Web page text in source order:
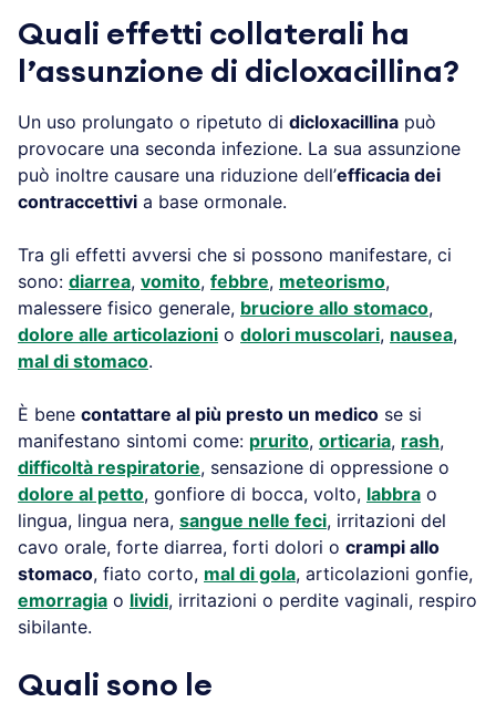
Quali effetti collaterali ha
l’assunzione di dicloxacillina?
Un uso prolungato o ripetuto di dicloxacillina può
provocare una seconda infezione. La sua assunzione
può inoltre causare una riduzione dell’efficacia dei
contraccettivi a base ormonale.
Tra gli effetti avversi che si possono manifestare, ci
sono: diarrea, vomito, febbre, meteorismo,
malessere fisico generale, bruciore allo stomaco,
dolore alle articolazioni o dolori muscolari, nausea,
mal di stomaco.
È bene contattare al più presto un medico se si
manifestano sintomi come: prurito, orticaria, rash,
difficoltà respiratorie, sensazione di oppressione o
dolore al petto, gonfiore di bocca, volto, labbra o
lingua, lingua nera, sangue nelle feci, irritazioni del
cavo orale, forte diarrea, forti dolori o crampi allo
stomaco, fiato corto, mal di gola, articolazioni gonfie,
emorragia o lividi, irritazioni o perdite vaginali, respiro
sibilante.
Quali sono le